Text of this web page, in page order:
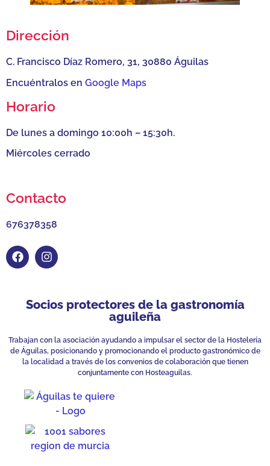
Dirección
C. Francisco Díaz Romero, 31, 30880 Águilas
Encuéntralos en Google Maps
Horario
De lunes a domingo 10:00h – 15:30h.
Miércoles cerrado
Contacto
676378358
Socios protectores de la gastronomía
aguileña
Trabajan con la asociación ayudando a impulsar el sector de la Hostelería
de Águilas, posicionando y promocionando el producto gastronómico de
la localidad a través de los convenios de colaboración que tienen
conjuntamente con Hosteaguilas.